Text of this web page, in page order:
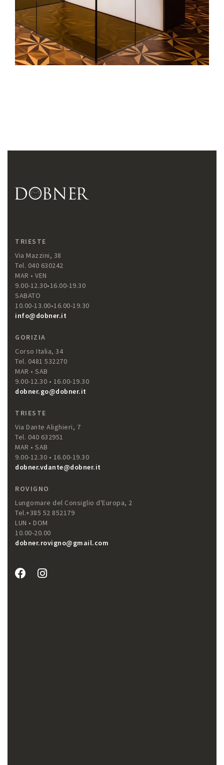
TRIESTE
Via Mazzini, 38
Tel. 040 630242
MAR • VEN
9.00-12.30•16.00-19.30
SABATO
10.00-13.00•16.00-19.30
info@dobner.it
GORIZIA
Corso Italia, 34
Tel. 0481 532270
MAR • SAB
9.00-12.30 • 16.00-19.30
dobner.go@dobner.it
TRIESTE
Via Dante Alighieri, 7
Tel. 040 632951
MAR • SAB
9.00-12.30 • 16.00-19.30
dobner.vdante@dobner.it
ROVIGNO
Lungomare del Consiglio d'Europa, 2
Tel.+385 52 852179
LUN • DOM
10.00-20.00
dobner.rovigno@gmail.com